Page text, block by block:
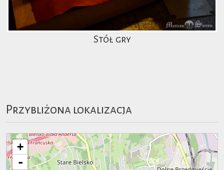
Stół gry
Przybliżona lokalizacja
+
-